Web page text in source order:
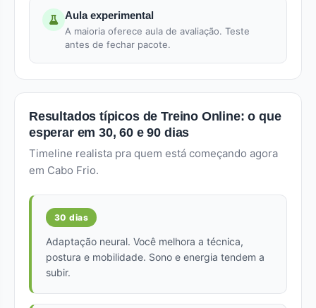
Aula experimental
A maioria oferece aula de avaliação. Teste
antes de fechar pacote.
Resultados típicos de Treino Online: o que
esperar em 30, 60 e 90 dias
Timeline realista pra quem está começando agora
em Cabo Frio.
30 dias
Adaptação neural. Você melhora a técnica,
postura e mobilidade. Sono e energia tendem a
subir.